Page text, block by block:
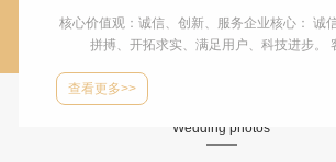
核心价值观：诚信、创新、服务企业核心： 诚
拼搏、开拓求实、满足用户、科技进步。
查看更多>>
Wedding photos